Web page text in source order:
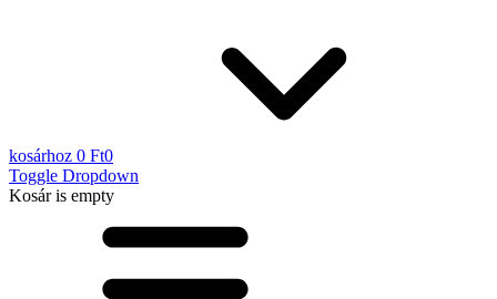
kosárhoz 0 Ft0
Toggle Dropdown
Kosáris empty